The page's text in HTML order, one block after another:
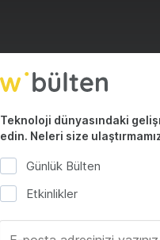
Teknoloji dünyasındaki
edin. Neleri size
Günlük Bülten
Etkinlikler